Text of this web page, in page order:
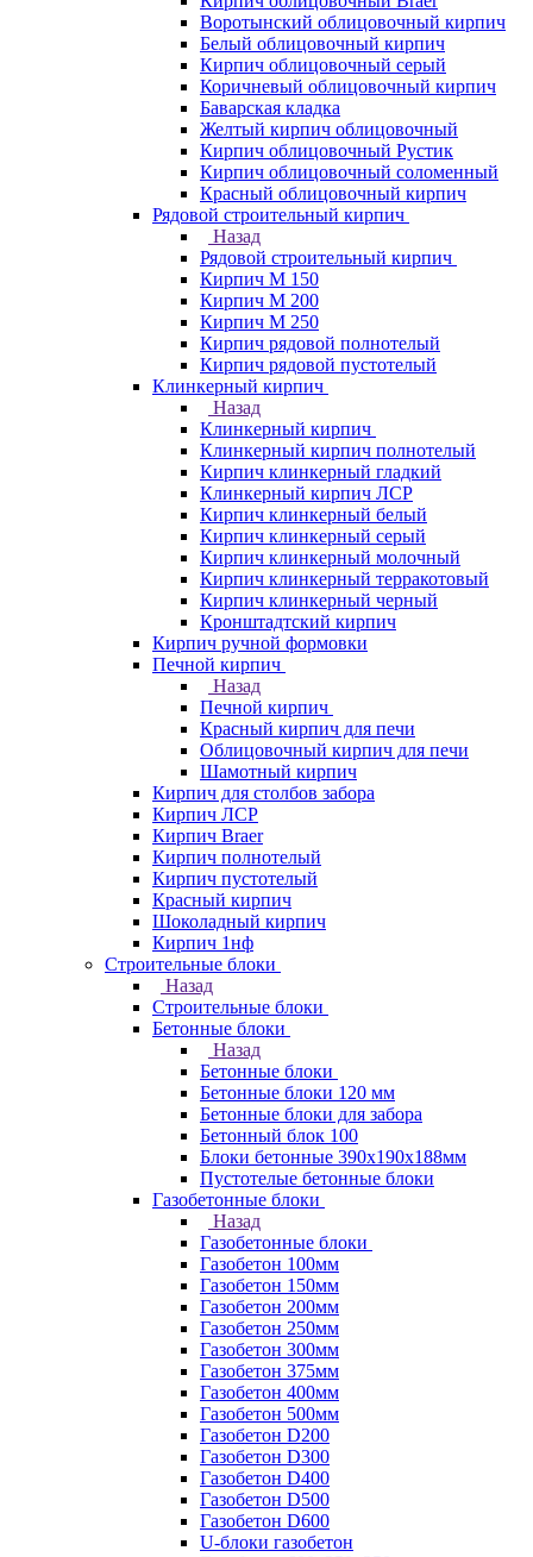
Воротынский облицовочный кирпич
Белый облицовочный кирпич
Кирпич облицовочный серый
Коричневый облицовочный кирпич
Баварская кладка
Желтый кирпич облицовочный
Кирпич облицовочный Рустик
Кирпич облицовочный соломенный
Красный облицовочный кирпич
Рядовой строительный кирпич
Назад
Рядовой строительный кирпич
Кирпич М 150
Кирпич М 200
Кирпич М 250
Кирпич рядовой полнотелый
Кирпич рядовой пустотелый
Клинкерный кирпич
Назад
Клинкерный кирпич
Клинкерный кирпич полнотелый
Кирпич клинкерный гладкий
Клинкерный кирпич ЛСР
Кирпич клинкерный белый
Кирпич клинкерный серый
Кирпич клинкерный молочный
Кирпич клинкерный терракотовый
Кирпич клинкерный черный
Кронштадтский кирпич
Кирпич ручной формовки
Печной кирпич
Назад
Печной кирпич
Красный кирпич для печи
Облицовочный кирпич для печи
Шамотный кирпич
Кирпич для столбов забора
Кирпич ЛСР
Кирпич Braer
Кирпич полнотелый
Кирпич пустотелый
Красный кирпич
Шоколадный кирпич
Кирпич 1нф
Строительные блоки
Назад
Строительные блоки
Бетонные блоки
Назад
Бетонные блоки
Бетонные блоки 120 мм
Бетонные блоки для забора
Бетонный блок 100
Блоки бетонные 390х190х188мм
Пустотелые бетонные блоки
Газобетонные блоки
Назад
Газобетонные блоки
Газобетон 100мм
Газобетон 150мм
Газобетон 200мм
Газобетон 250мм
Газобетон 300мм
Газобетон 375мм
Газобетон 400мм
Газобетон 500мм
Газобетон D200
Газобетон D300
Газобетон D400
Газобетон D500
Газобетон D600
U-блоки газобетон